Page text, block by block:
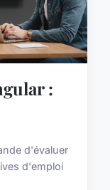
:
d'évaluer
d'emploi